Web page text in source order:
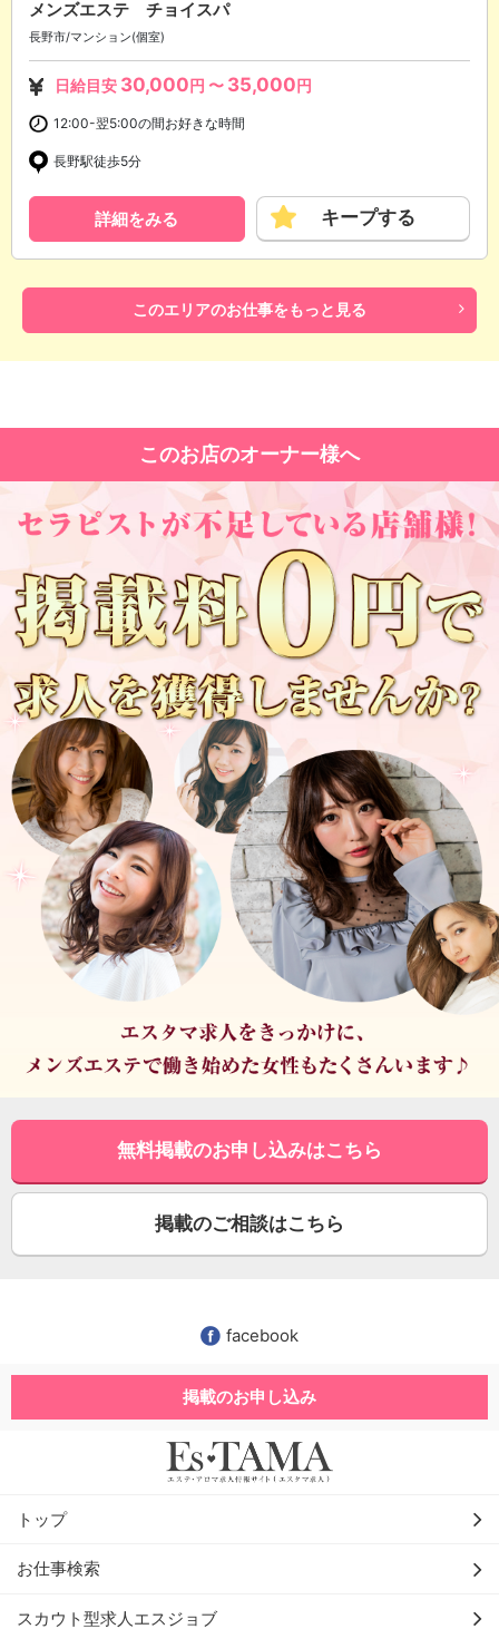
メンズエステ チョイスパ
長野市/マンション(個室)
日給目安 30,000円 〜 35,000円
12:00-翌5:00の間お好きな時間
長野駅徒歩5分
詳細をみる キープする
このエリアのお仕事をもっと見る
このお店のオーナー様へ
無料掲載のお申し込みはこちら
掲載のご相談はこちら
facebook
掲載のお申し込み
トップ
お仕事検索
スカウト型求人エスジョブ